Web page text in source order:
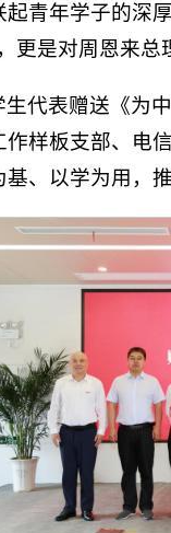
青年学子的深
更是对周恩来总
生代表赠送《
样板支部、电
、以学为用，